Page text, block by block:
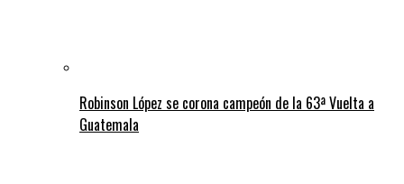
Robinson López se corona campeón de la 63ª Vuelta a
Guatemala